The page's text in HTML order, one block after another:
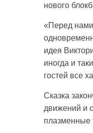
нового
«Перед
идея
иногда и
гостей все
Сказка
движений и
плазменные